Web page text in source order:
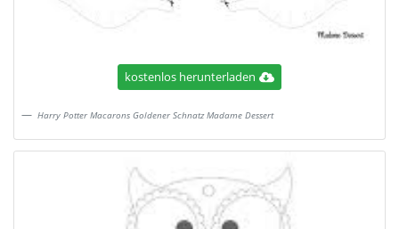
kostenlos herunterladen
Harry Potter Macarons Goldener Schnatz Madame Dessert